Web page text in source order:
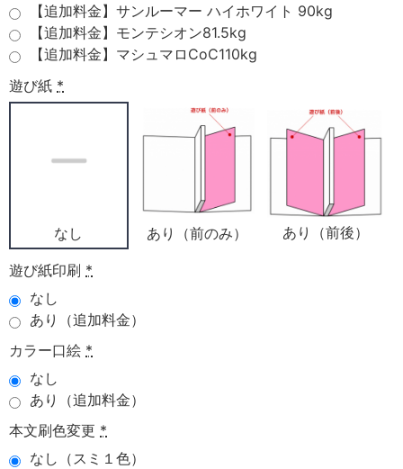
【追加料金】サンルーマー ハイホワイト 90kg
【追加料金】モンテシオン81.5kg
【追加料金】マシュマロCoC110kg
遊び紙 *
なし あり（前のみ） あり（前後）
遊び紙印刷 *
なし
あり（追加料金）
カラー口絵 *
なし
あり（追加料金）
本文刷色変更 *
なし（スミ１色）